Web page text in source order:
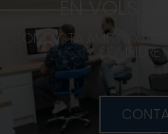
EN VOLS
CONTACTA AMB